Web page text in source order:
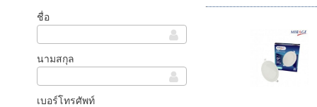
ชื่อ
นามสกุล
เบอร์โทรศัพท์